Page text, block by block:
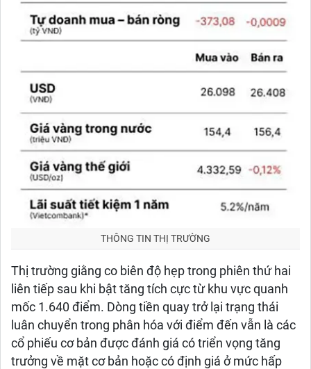
THÔNG TIN THỊ TRƯỜNG
Thị trường giằng co biên độ hẹp trong phiên thứ hai
liên tiếp sau khi bật tăng tích cực từ khu vực quanh
mốc 1.640 điểm. Dòng tiền quay trở lại trạng thái
luân chuyển trong phân hóa với điểm đến vẫn là các
cổ phiếu cơ bản được đánh giá có triển vọng tăng
trưởng về mặt cơ bản hoặc có định giá ở mức hấp